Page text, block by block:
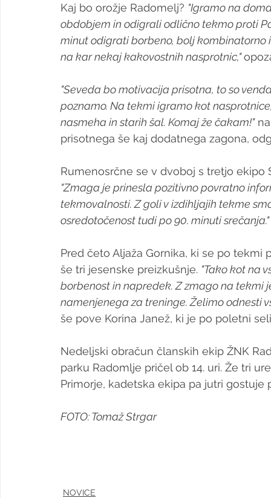
Kaj bo orožje Radomelj? "Igramo na
obdobjem in odigrali odlično tekmo proti
minut odigrati borbeno, bolj
na kar nekaj kakovostnih nasprotnic,"
"Seveda bo motivacija prisotna, to so
poznamo. Na tekmi igramo kot
nasmeha in starih šal. Komaj že čakam!" na
prisotnega še kaj dodatnega zagona,
Rumenosrčne se v dvoboj s tretjo
"Zmaga je prinesla pozitivno povratno
tekmovalnosti. Z goli v izdihljajih tekme
osredotočenost tudi po 90. minuti srečanja."
Pred četo Aljaža Gornika, ki se po
še tri jesenske preizkušnje. "Tako kot na
borbenost in napredek. Z zmago na
namenjenega za treninge. Želimo odnesti
še pove Korina Janež, ki je po poletni
Nedeljski obračun članskih ekip ŽNK
parku Radomlje pričel ob 14. uri. Že tri
Primorje, kadetska ekipa pa jutri gostuje
FOTO: Tomaž Strgar
NOVICE